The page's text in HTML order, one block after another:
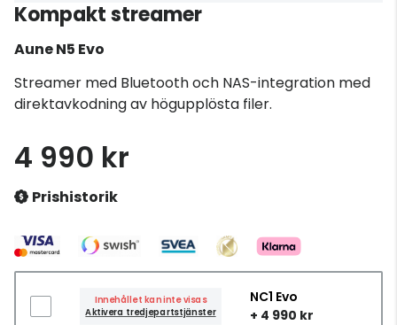
Kompakt streamer
AuneN5 Evo
Streamer med Bluetooth och NAS-integration med
direktavkodning av högupplösta filer.
4 990 kr
Prishistorik
Innehållet kan inte visas
Aktivera tredjepartstjänster
NC1 Evo
+ 4 990 kr